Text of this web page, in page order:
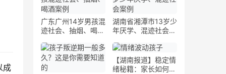
成
广东广州14岁男孩混
迹社会、抽烟、喝酒
湖南省湘潭市13岁少
年厌学、混迹社会案
【湖南报道】稳定情
绪秘籍：家长如何帮